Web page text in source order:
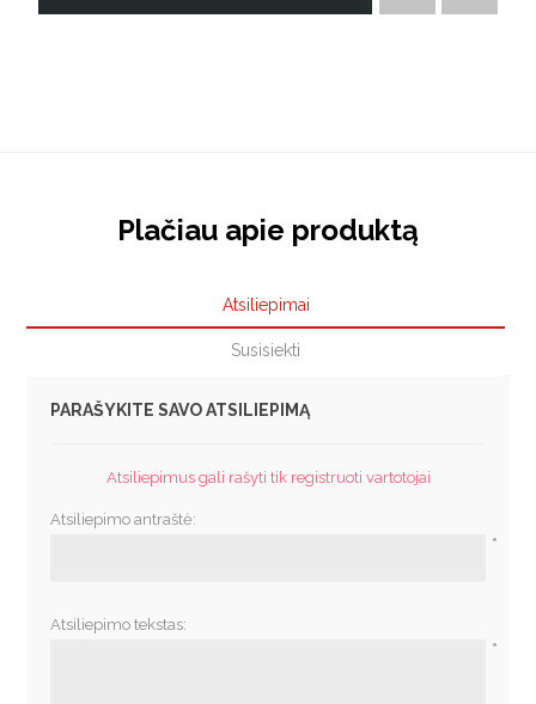
Plačiau apie produktą
Atsiliepimai
Susisiekti
PARAŠYKITE SAVO ATSILIEPIMĄ
Atsiliepimus gali rašyti tik registruoti vartotojai
Atsiliepimo antraštė:
*
Atsiliepimo tekstas:
*